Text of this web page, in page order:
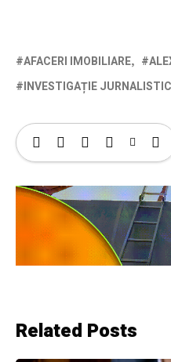
AFACERI IMOBILIARE
INVESTIGAȚIE
Related Posts